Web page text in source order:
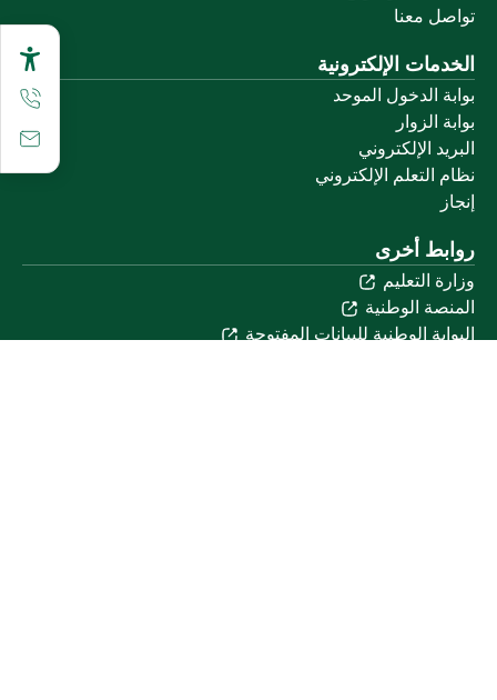
تواصل معنا
الخدمات الإلكترونية
بوابة الدخول الموحد
بوابة الزوار
البريد الإلكتروني
نظام التعلم الإلكتروني
إنجاز
روابط أخرى
وزارة التعليم
المنصة الوطنية
البوابة الوطنية للبيانات المفتوحة